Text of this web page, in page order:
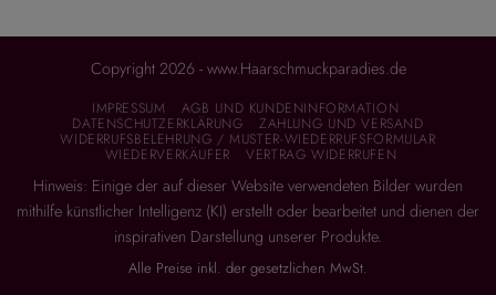
Copyright 2026 - www.Haarschmuckparadies.de
IMPRESSUM AGB UND KUNDENINFORMATION
DATENSCHUTZERKLÄRUNG ZAHLUNG UND VERSAND
WIDERRUFSBELEHRUNG / MUSTER-WIEDERRUFSFORMULAR
WIEDERVERKÄUFER VERTRAG WIDERRUFEN
Hinweis: Einige der auf dieser Website verwendeten Bilder wurden
mithilfe künstlicher Intelligenz (KI) erstellt oder bearbeitet und dienen der
inspirativen Darstellung unserer Produkte.
Alle Preise inkl. der gesetzlichen MwSt.